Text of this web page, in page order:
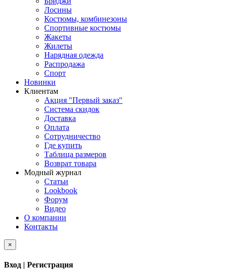
Лосины
Костюмы, комбинезоны
Спортивные костюмы
Жакеты
Жилеты
Нарядная одежда
Распродажа
Спорт
Новинки
Клиентам
Акция "Первый заказ"
Система скидок
Доставка
Оплата
Сотрудничество
Где купить
Таблица размеров
Возврат товара
Модный журнал
Статьи
Lookbook
Форум
Видео
О компании
Контакты
×
Вход | Регистрация